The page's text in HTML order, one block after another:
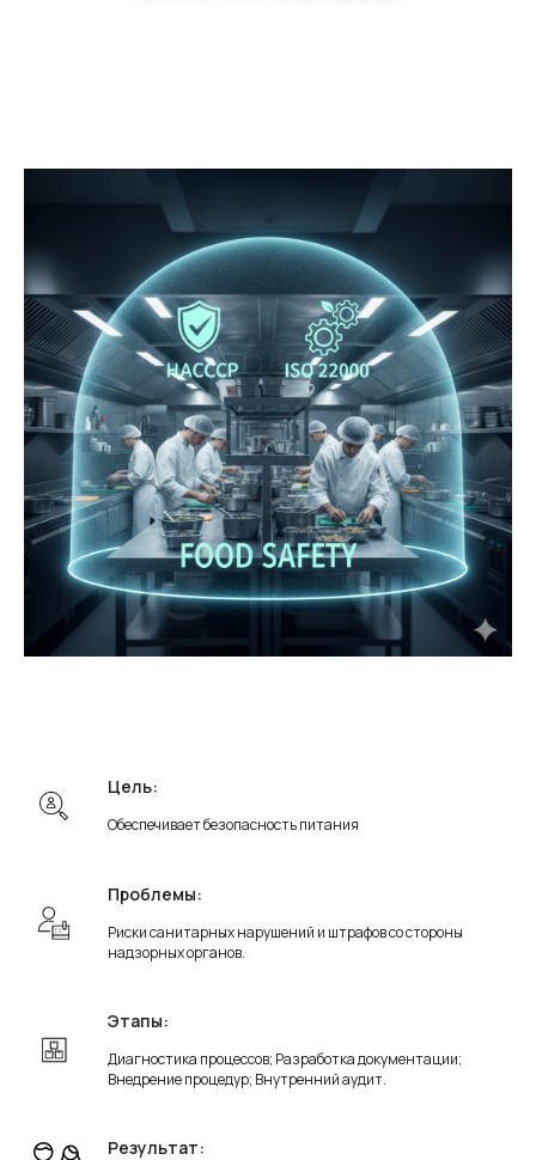
Цель:
Обеспечивает безопасность питания
Проблемы:
Риски санитарных нарушений и штрафов со стороны
надзорных органов.
Этапы:
Диагностика процессов; Разработка документации;
Внедрение процедур; Внутренний аудит.
Результат: